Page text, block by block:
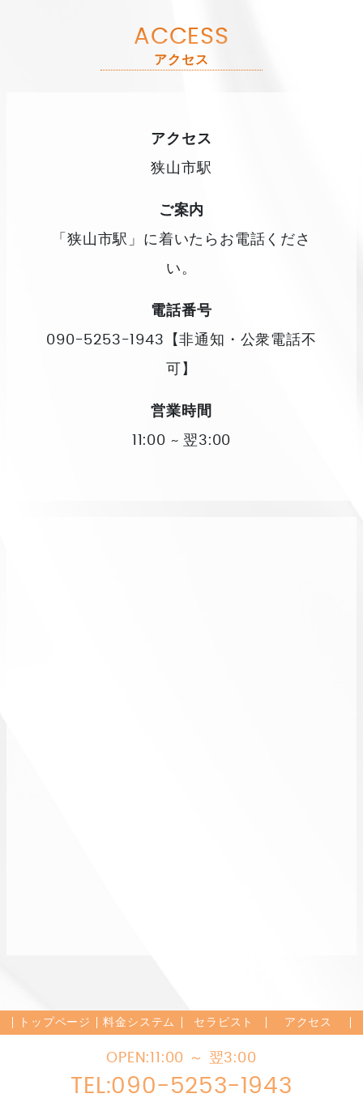
アクセス
ACCESS
アクセス
狭山市駅
ご案内
「狭山市駅」に着いたらお電話くださ
い。
電話番号
090-5253-1943【非通知・公衆電話不
可】
営業時間
11:00 ~ 翌3:00
トップページ 料金システム セラピスト アクセス
OPEN: 11:00 ～ 翌3:00
TEL:090-5253-1943